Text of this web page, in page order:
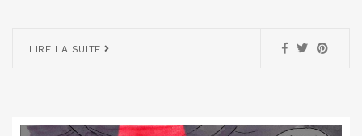
LIRE LA SUITE